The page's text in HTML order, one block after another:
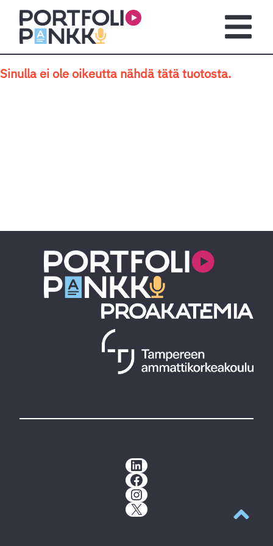
Siirry sisältöön
Sinulla ei ole oikeutta nähdä tätä tuotosta.
LinkedIn
Facebook
Instagram
X
Takaisin